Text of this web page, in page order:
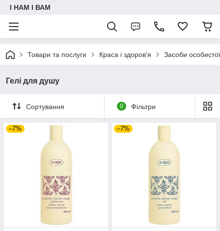
I НАМ I ВАМ
Товари та послуги Краса і здоров'я Засоби особистої
Гелі для душу
Сортування 0 Фільтри
–7% –7%